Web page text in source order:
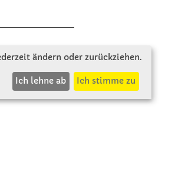
Versandändern oder zurückziehen.
Ich lehne ab Ich stimme zu